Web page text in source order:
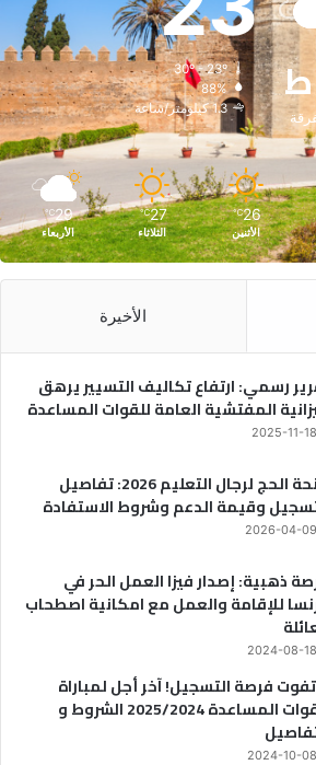
30º - 23º
88%
1.3 كيلومتر/ساعة
26
℃
الأثنين
27
℃
الثلاثاء
29
℃
الأربعاء
الأخيرة
رسمي: ارتفاع تكاليف التسيير يرهق
المفتشية العامة للقوات المساعدة
2025-11-18
منحة الحج لرجال التعليم 2026: تفاصيل
وقيمة الدعم وشروط الاستفادة
2026-04-09
ذهبية: إصدار فيزا العمل الحر في
للإقامة والعمل مع امكانية اصطحاب
2024-08-18
تفوت فرصة التسجيل! آخر أجل لمباراة
القوات المساعدة 2025/2024 الشروط و
2024-10-08